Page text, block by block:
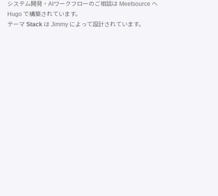
システム開発・AIワークフローのご相談は Meetsource へ
Hugo で構築されています。
テーマ Stack は Jimmy によって設計されています。